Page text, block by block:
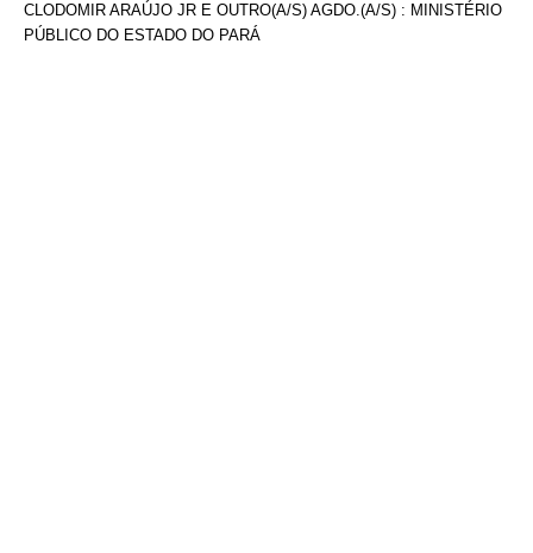
CLODOMIR ARAÚJO JR E OUTRO(A/S) AGDO.(A/S) : MINISTÉRIO
PÚBLICO DO ESTADO DO PARÁ